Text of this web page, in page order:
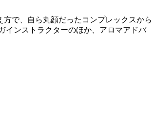
で、自ら丸顔だったコンプレックスから
ンストラクターのほか、アロマアドバ